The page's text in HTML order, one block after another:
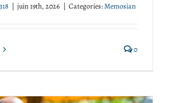
| juin 19th, 2026 | Categories:Memosian
0